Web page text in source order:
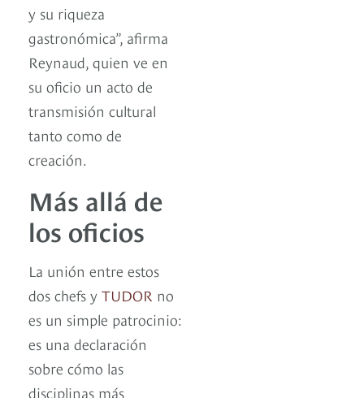
y su riqueza
gastronómica”, afirma
Reynaud, quien ve en
su oficio un acto de
transmisión cultural
tanto como de
creación.
Más allá de
los oficios
La unión entre estos
dos chefs y TUDOR no
es un simple patrocinio:
es una declaración
sobre cómo las
disciplinas más